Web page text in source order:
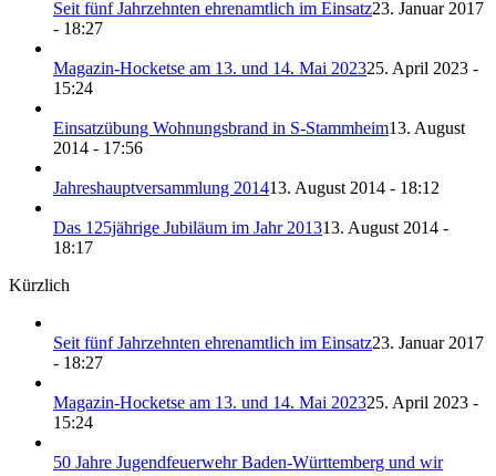
Seit fünf Jahrzehnten ehrenamtlich im Einsatz23. Januar 2017
- 18:27
Magazin-Hocketse am 13. und 14. Mai 202325. April 2023 -
15:24
Einsatzübung Wohnungsbrand in S-Stammheim13. August
2014 - 17:56
Jahreshauptversammlung 201413. August 2014 - 18:12
Das 125jährige Jubiläum im Jahr 201313. August 2014 -
18:17
Kürzlich
Seit fünf Jahrzehnten ehrenamtlich im Einsatz23. Januar 2017
- 18:27
Magazin-Hocketse am 13. und 14. Mai 202325. April 2023 -
15:24
50 Jahre Jugendfeuerwehr Baden-Württemberg und wir